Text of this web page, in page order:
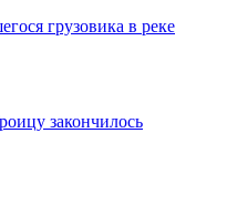
грузовика в реке
закончилось